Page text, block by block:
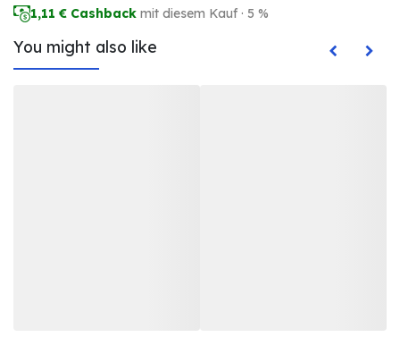
1,11 € Cashback mit diesem Kauf · 5 %
You might also like